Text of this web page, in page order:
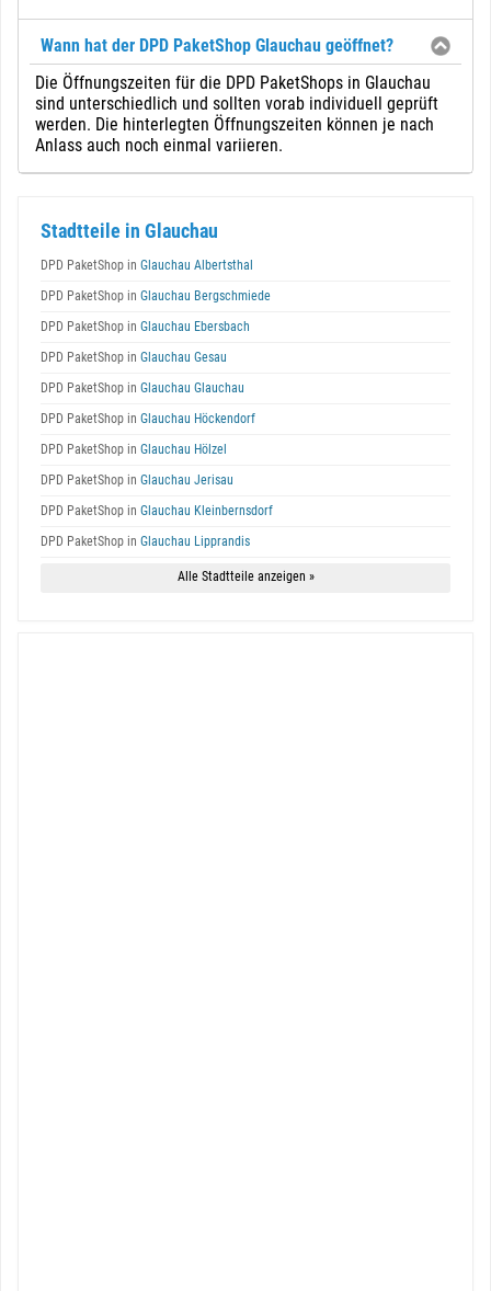
Wann hat der DPD PaketShop Glauchau geöffnet?
Die Öffnungszeiten für die DPD PaketShops in Glauchau
sind unterschiedlich und sollten vorab individuell geprüft
werden. Die hinterlegten Öffnungszeiten können je nach
Anlass auch noch einmal variieren.
Stadtteile in Glauchau
DPD PaketShop in Glauchau Albertsthal
DPD PaketShop in Glauchau Bergschmiede
DPD PaketShop in Glauchau Ebersbach
DPD PaketShop in Glauchau Gesau
DPD PaketShop in Glauchau Glauchau
DPD PaketShop in Glauchau Höckendorf
DPD PaketShop in Glauchau Hölzel
DPD PaketShop in Glauchau Jerisau
DPD PaketShop in Glauchau Kleinbernsdorf
DPD PaketShop in Glauchau Lipprandis
Alle Stadtteile anzeigen »